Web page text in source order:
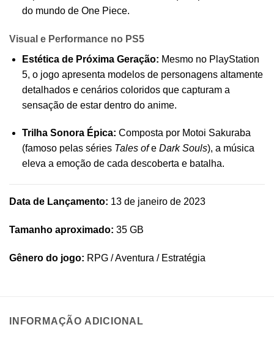
do mundo de One Piece.
Visual e Performance no PS5
Estética de Próxima Geração: Mesmo no PlayStation
5, o jogo apresenta modelos de personagens altamente
detalhados e cenários coloridos que capturam a
sensação de estar dentro do anime.
Trilha Sonora Épica: Composta por Motoi Sakuraba
(famoso pelas séries Tales ofe Dark Souls), a música
eleva a emoção de cada descoberta e batalha.
Data de Lançamento: 13 de janeiro de 2023
Tamanho aproximado: 35 GB
Gênero do jogo: RPG / Aventura / Estratégia
INFORMAÇÃO ADICIONAL